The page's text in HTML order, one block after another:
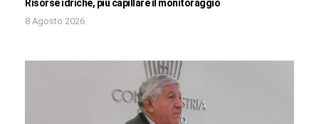
Risorse idriche, più capillare il monitoraggio
8 Agosto 2026